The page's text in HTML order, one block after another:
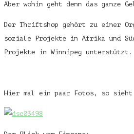
Aber wohin geht denn das ganze
Der Thriftshop gehört zu einer
soziale Projekte in Afrika und
Projekte in Winnipeg unterstützt.
Hier mal ein paar Fotos, so sieht